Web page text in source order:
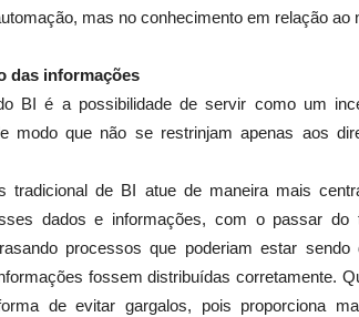
mas no conhecimento em relação ao
das informações
BI é a possibilidade de servir como um
modo que não se restrinjam apenas aos
tradicional de BI atue de maneira mais
dados e informações, com o passar do
processos que poderiam estar
fossem distribuídas corretamente.
de evitar gargalos, pois proporciona